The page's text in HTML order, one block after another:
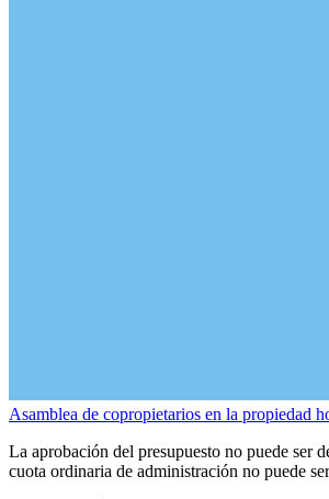
Asamblea de copropietarios en la propiedad
La aprobación del presupuesto no puede ser
cuota ordinaria de administración no puede